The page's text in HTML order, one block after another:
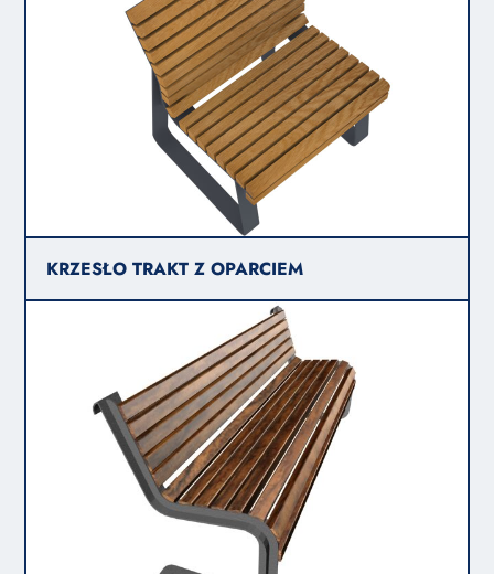
KRZESŁO TRAKT Z OPARCIEM